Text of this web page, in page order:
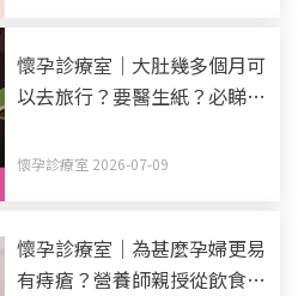
懷孕診療室｜大肚幾多個月可
以去旅行？要醫生紙？必睇孕
懷孕診療室 2026-07-09
懷孕診療室｜為甚麼孕婦更易
有痔瘡？營養師親授從飲食擊